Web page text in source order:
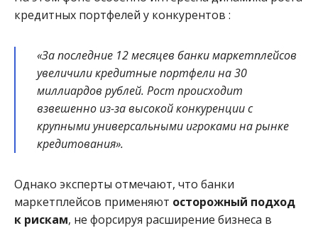
кредитных портфелей у конкурентов :
«За последние 12 месяцев банки маркетплейсов
увеличили кредитные портфели на 30
миллиардов рублей. Рост происходит
взвешенно из-за высокой конкуренции с
крупными универсальными игроками на рынке
кредитования».
Однако эксперты отмечают, что банки
маркетплейсов применяют осторожный подход
к рискам, не форсируя расширение бизнеса в